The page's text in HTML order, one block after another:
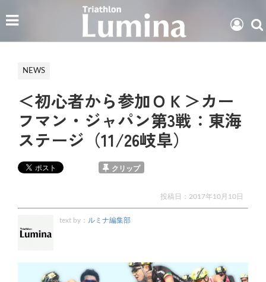
NEWS
＜初心者から参加ＯＫ＞カー
フマン・ジャパン第3戦：東海
ステージ（11/26岐阜）
クリップ
投稿日： 2017年10月10日
text by： ルミナ編集部